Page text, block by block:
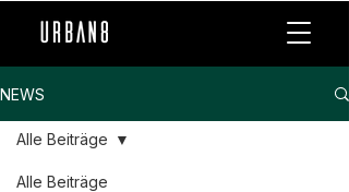
NEWS
Alle Beiträge
Alle Beiträge